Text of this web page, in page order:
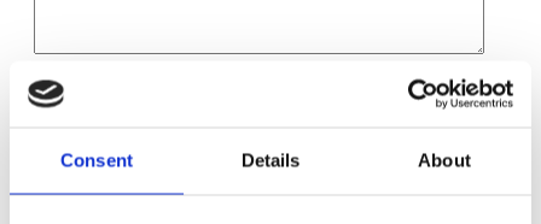
Consent Details About
Namn